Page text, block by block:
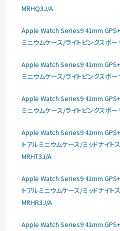
MRHQ3J/A
Apple Watch Series9 41mm
ミニウムケース/ライトピンクスポ
Apple Watch Series9 41mm
ミニウムケース/ライトピンクスポ
Apple Watch Series9 41mm
ミニウムケース/ライトピンクスポ
Apple Watch Series9 41mm
トアルミニウムケース/ミッドナイ
MRHT3J/A
Apple Watch Series9 41mm
トアルミニウムケース/ミッドナイト
MRHR3J/A
Apple Watch Series9 41mm